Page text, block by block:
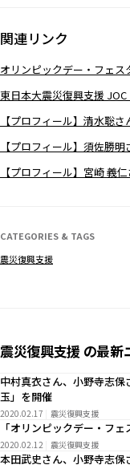
関連リンク
オリンピックデー・フェス
東日本大震災復興支援
【プロフィール】清水聡
【プロフィール】須佐勝
【プロフィール】宮崎 義
CATEGORIES & TAGS
震災復興支援
震災復興支援 の最新
中村真衣さん、小野寺志
玉」を開催
2020.02.17 震災復興支援
「オリンピックデー・フ
2020.02.12 震災復興支援
本田武史さん、小野寺志